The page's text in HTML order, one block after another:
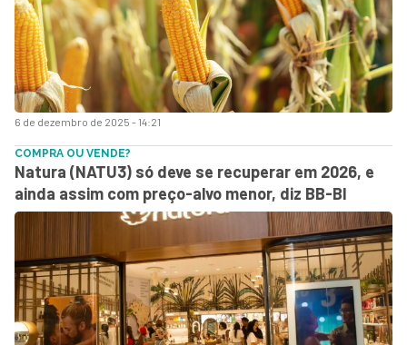
6 de dezembro de 2025 - 14:21
COMPRA OU VENDE?
Natura (NATU3) só deve se recuperar em 2026, e
ainda assim com preço-alvo menor, diz BB-BI